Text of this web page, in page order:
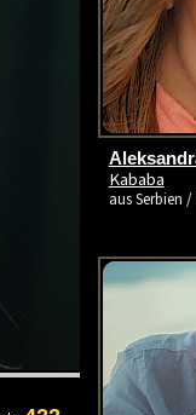
Kababa
aus Serbien